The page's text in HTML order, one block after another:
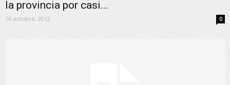
la provincia por casi...
16 octubre, 2012 0